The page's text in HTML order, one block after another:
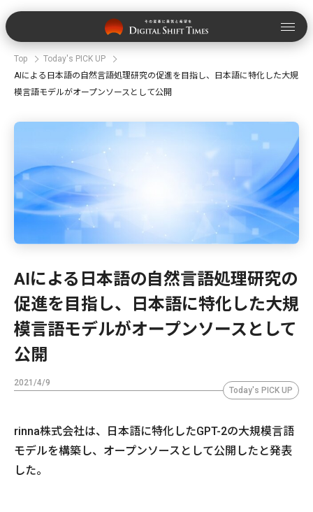
Top
Today's PICK UP
AIによる日本語の自然言語処理研究の促進を目指し、日本語に特化した大規
模言語モデルがオープンソースとして公開
AIによる日本語の自然言語処理研究の
促進を目指し、日本語に特化した大規
模言語モデルがオープンソースとして
公開
2021/4/9
Today's PICK UP
rinna株式会社は、日本語に特化したGPT-2の大規模言語
モデルを構築し、オープンソースとして公開したと発表
した。